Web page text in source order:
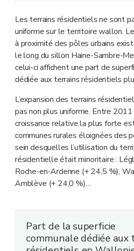
Les terrains résidentiels ne sont
uniforme sur le territoire wallon.
à proximité des pôles urbains
le long du sillon Haine-Sambre-
celui-ci affichent une part de
dédiée aux terrains résidentiels
L’expansion des terrains
pas non plus uniforme. Entre
croissance relative la plus forte
communes rurales éloignées des
sein desquelles l’utilisation du
résidentielle était minoritaire :
Roche-en-Ardenne (+ 24,5 %),
Amblève (+ 24,0 %)…
Part de la superficie
communale dédiée aux